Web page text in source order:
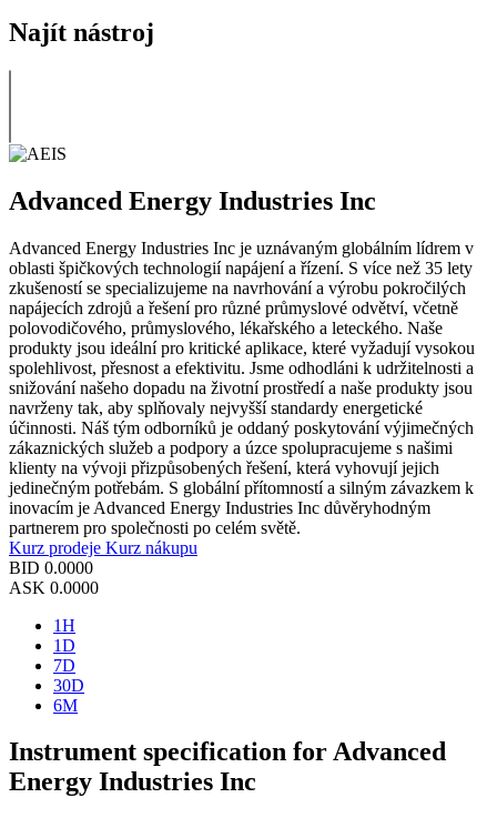
Najít nástroj
Advanced Energy Industries Inc
Advanced Energy Industries Inc je uznávaným globálním lídrem v
oblasti špičkových technologií napájení a řízení. S více než 35 lety
zkušeností se specializujeme na navrhování a výrobu pokročilých
napájecích zdrojů a řešení pro různé průmyslové odvětví, včetně
polovodičového, průmyslového, lékařského a leteckého. Naše
produkty jsou ideální pro kritické aplikace, které vyžadují vysokou
spolehlivost, přesnost a efektivitu. Jsme odhodláni k udržitelnosti a
snižování našeho dopadu na životní prostředí a naše produkty jsou
navrženy tak, aby splňovaly nejvyšší standardy energetické
účinnosti. Náš tým odborníků je oddaný poskytování výjimečných
zákaznických služeb a podpory a úzce spolupracujeme s našimi
klienty na vývoji přizpůsobených řešení, která vyhovují jejich
jedinečným potřebám. S globální přítomností a silným závazkem k
inovacím je Advanced Energy Industries Inc důvěryhodným
partnerem pro společnosti po celém světě.
Kurz prodeje Kurz nákupu
BID 0.0000
ASK 0.0000
1H
1D
7D
30D
6M
Instrument specification for Advanced
Energy Industries Inc